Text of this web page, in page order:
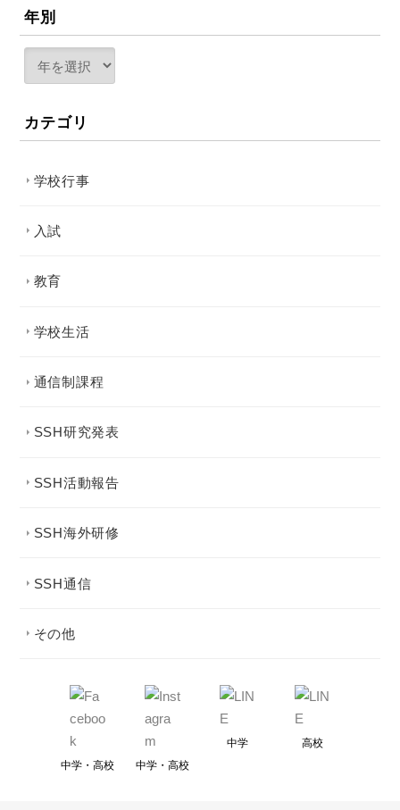
年別
カテゴリ
学校行事
入試
教育
学校生活
通信制課程
SSH研究発表
SSH活動報告
SSH海外研修
SSH通信
その他
中学・高校 中学・高校
中学 高校